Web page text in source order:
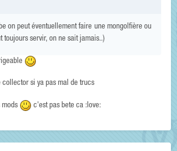
on peut éventuellement faire une mongolfière ou
toujours servir, on ne sait jamais..)
si ya pas mal de trucs
mods c'est pas bete ca :love: